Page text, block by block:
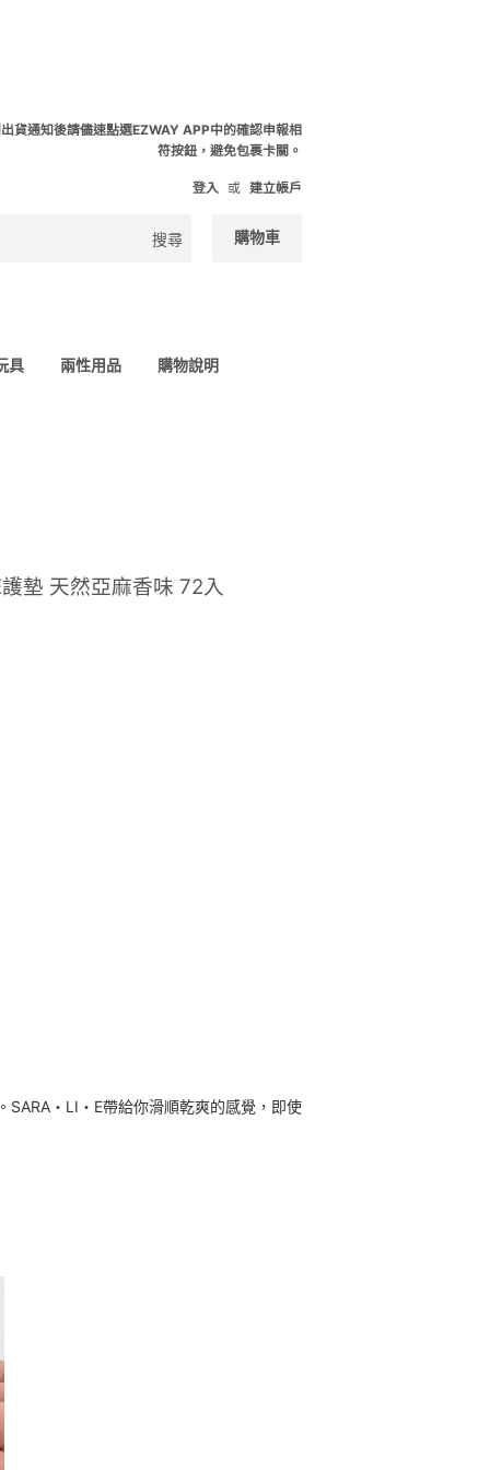
貨通知後請儘速點選EZWAY APP中的確認申報相
符按鈕，避免包裹卡關。
登入 或 建立帳戶
搜尋 購物車
具 兩性用品 購物說明
墊 天然亞麻香味 72入
SARA・LI・E帶給你滑順乾爽的感覺 ，即使